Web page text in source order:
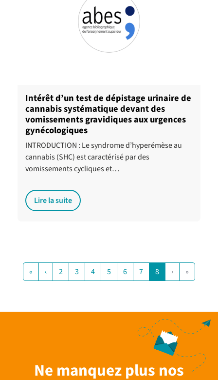
Intérêt d’un test de dépistage urinaire de
cannabis systématique devant des
vomissements gravidiques aux urgences
gynécologiques
INTRODUCTION : Le syndrome d’hyperémèse au
cannabis (SHC) est caractérisé par des
vomissements cycliques et…
Lire la suite
« ‹ 2 3 4 5 6 7 8 › »
Ne manquez plus nos